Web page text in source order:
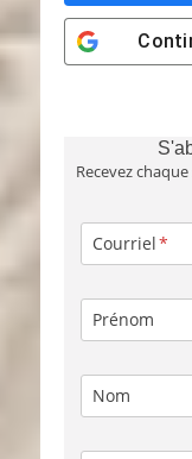
Recevez
Courriel
Prénom
Nom